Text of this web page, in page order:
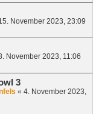
November 2023, 23:09
November 2023, 11:06
3
« 4. November 2023,